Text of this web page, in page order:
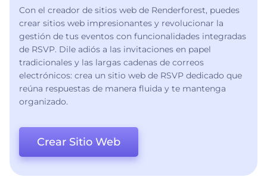
Con el creador de sitios web de Renderforest, puedes
crear sitios web impresionantes y revolucionar la
gestión de tus eventos con funcionalidades integradas
de RSVP. Dile adiós a las invitaciones en papel
tradicionales y las largas cadenas de correos
electrónicos: crea un sitio web de RSVP dedicado que
reúna respuestas de manera fluida y te mantenga
organizado.
Crear Sitio Web